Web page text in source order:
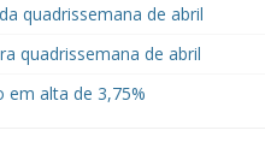
quadrissemana de abril
quadrissemana de abril
em alta de 3,75%